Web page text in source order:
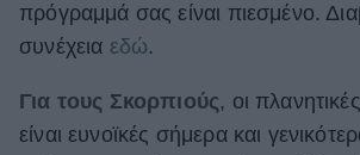
πρόγραμμά σας είναι πιεσμένο.
συνέχεια εδώ.
Για τους Σκορπιούς, οι
είναι ευνοϊκές σήμερα και